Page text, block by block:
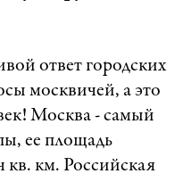
ответ городских
москвичей, а это
Москва - самый
ее площадь
кв. км. Российская